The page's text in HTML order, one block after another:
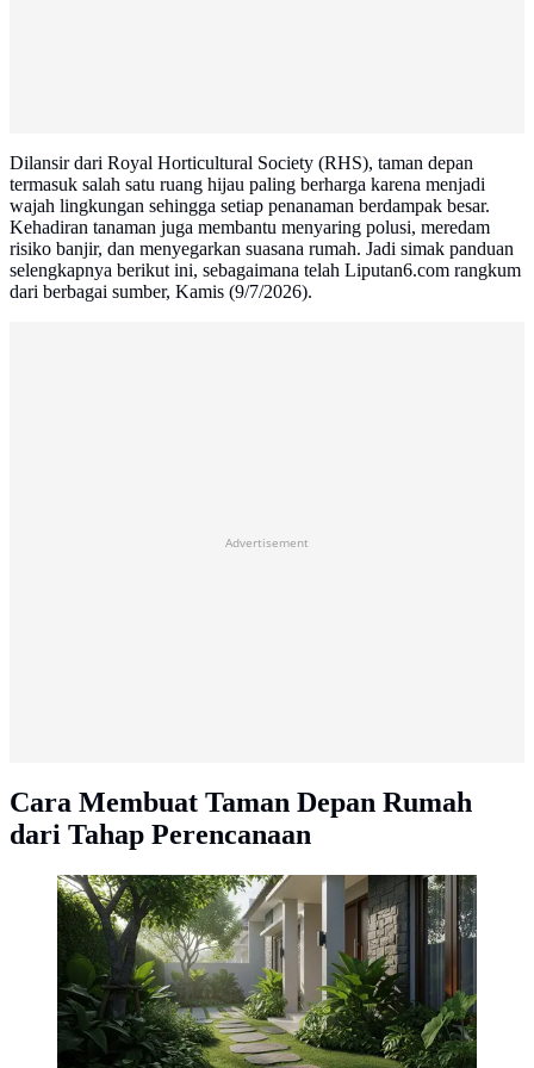
Dilansir dari Royal Horticultural Society (RHS), taman depan
termasuk salah satu ruang hijau paling berharga karena menjadi
wajah lingkungan sehingga setiap penanaman berdampak besar.
Kehadiran tanaman juga membantu menyaring polusi, meredam
risiko banjir, dan menyegarkan suasana rumah. Jadi simak panduan
selengkapnya berikut ini, sebagaimana telah Liputan6.com rangkum
dari berbagai sumber, Kamis (9/7/2026).
Advertisement
Cara Membuat Taman Depan Rumah
dari Tahap Perencanaan
Desain Taman Depan Rumah Minim Perawatan yang
Tetap Terlihat Rapi Sepanjang Tahun/AI Generated